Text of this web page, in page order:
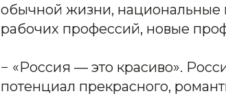
обычной жизни, национальные
рабочих профессий, новые
− «Россия — это красиво».
потенциал прекрасного,